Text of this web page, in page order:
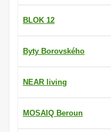
BLOK 12
Byty Borovského
NEAR living
MOSAIQ Beroun